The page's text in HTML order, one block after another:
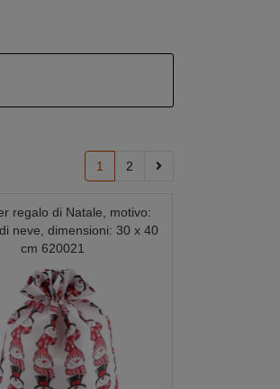
1 2
regalo di Natale, motivo:
neve, dimensioni: 30 x 40
cm 620021